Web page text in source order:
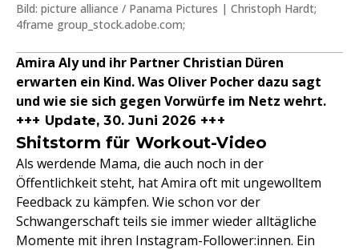
Bild: picture alliance / Panama Pictures | Christoph Hardt;
4frame group_stock.adobe.com;
Amira Aly und ihr Partner Christian Düren
erwarten ein Kind. Was Oliver Pocher dazu sagt
und wie sie sich gegen Vorwürfe im Netz wehrt.
+++ Update, 30. Juni 2026 +++
Shitstorm für Workout-Video
Als werdende Mama, die auch noch in der
Öffentlichkeit steht, hat Amira oft mit ungewolltem
Feedback zu kämpfen. Wie schon vor der
Schwangerschaft teils sie immer wieder alltägliche
Momente mit ihren Instagram-Follower:innen. Ein